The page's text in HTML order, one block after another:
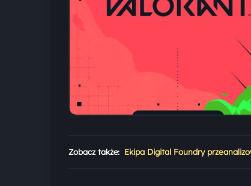
Zobacz także: Ekipa Digital Foundry